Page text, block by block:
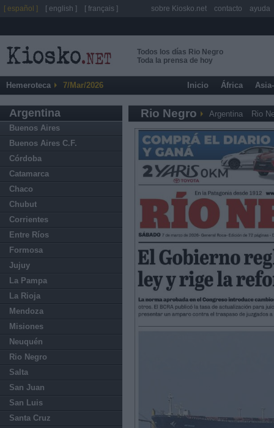
Todos los días Rio Negro
Toda la prensa de hoy
Hemeroteca 7/Mar/2026 Inicio África
Argentina
Buenos Aires
Buenos Aires C.F.
Córdoba
Catamarca
Chaco
Chubut
Corrientes
Entre Ríos
Formosa
Jujuy
La Pampa
La Rioja
Mendoza
Misiones
Neuquén
Rio Negro
Salta
San Juan
San Luis
Santa Cruz
Rio Negro Argentina Rio
[ español ] [ english ] [ français ] sobre Kiosko.net contacto ayuda